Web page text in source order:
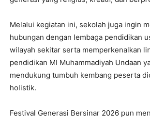
Melalui kegiatan ini, sekolah juga ingin
hubungan dengan lembaga pendidikan
wilayah sekitar serta memperkenalkan
pendidikan MI Muhammadiyah Undaan
mendukung tumbuh kembang peserta
holistik.
Festival Generasi Bersinar 2026 pun